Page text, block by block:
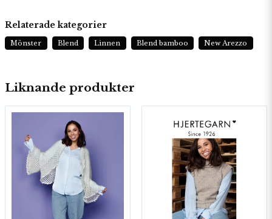
Liknande produkter
Relaterade kategorier
Mönster Blend Linnen Blend bamboo New Arezzo